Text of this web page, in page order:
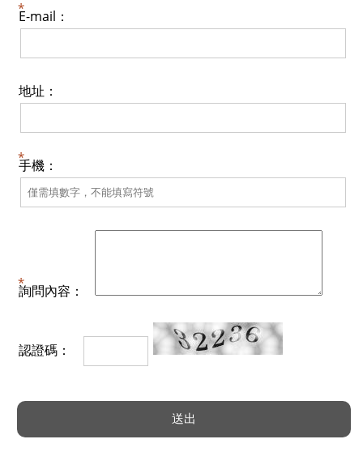
E-mail：
地址：
手機：
詢問內容：
認證碼：